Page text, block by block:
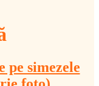
pe simezele